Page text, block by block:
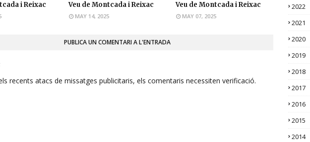
i Reixac
Veu de Montcada i Reixac
MAY 14, 2025
Veu de Montcada i Reixac
MAY 07, 2025
PUBLICA UN COMENTARI A L'ENTRADA
recents atacs de missatges publicitaris, els comentaris necessiten verificació.
2022
2021
2020
2019
2018
2017
2016
2015
2014